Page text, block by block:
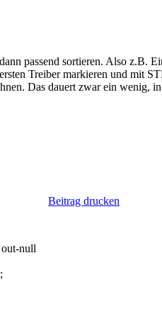
passend sortieren. Also z.B.
Treiber markieren und mit
Das dauert zwar ein wenig,
Beitrag drucken
null